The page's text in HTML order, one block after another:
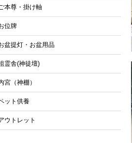
本尊・掛け軸
位牌
盆提灯・お盆用品
霊舎(神徒壇)
宮（神棚）
ット供養
ウトレット